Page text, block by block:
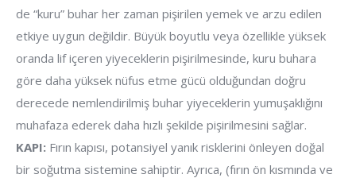
de “kuru” buhar her zaman pişirilen yemek ve arzu edilen
etkiye uygun değildir. Büyük boyutlu veya özellikle yüksek
oranda lif içeren yiyeceklerin pişirilmesinde, kuru buhara
göre daha yüksek nüfus etme gücü olduğundan doğru
derecede nemlendirilmiş buhar yiyeceklerin yumuşaklığını
muhafaza ederek daha hızlı şekilde pişirilmesini sağlar.
KAPI: Fırın kapısı, potansiyel yanık risklerini önleyen doğal
bir soğutma sistemine sahiptir. Ayrıca, (fırın ön kısmında ve